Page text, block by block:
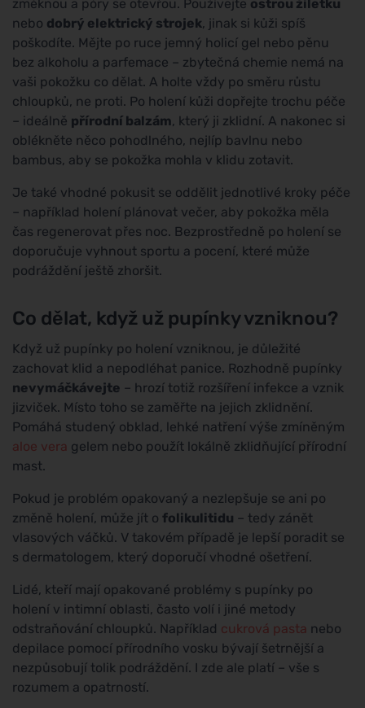
změknou a póry se otevřou. Používejte ostrou žiletku
nebo dobrý elektrický strojek, jinak si kůži spíš
poškodíte. Mějte po ruce jemný holicí gel nebo pěnu
bez alkoholu a parfemace – zbytečná chemie nemá na
vaši pokožku co dělat. A holte vždy po směru růstu
chloupků, ne proti. Po holení kůži dopřejte trochu péče
– ideálně přírodní balzám, který ji zklidní. A nakonec si
oblékněte něco pohodlného, nejlíp bavlnu nebo
bambus, aby se pokožka mohla v klidu zotavit.
Je také vhodné pokusit se oddělit jednotlivé kroky péče
– například holení plánovat večer, aby pokožka měla
čas regenerovat přes noc. Bezprostředně po holení se
doporučuje vyhnout sportu a pocení, které může
podráždění ještě zhoršit.
Co dělat, když už pupínky vzniknou?
Když už pupínky po holení vzniknou, je důležité
zachovat klid a nepodléhat panice. Rozhodně pupínky
nevymáčkávejte – hrozí totiž rozšíření infekce a vznik
jizviček. Místo toho se zaměřte na jejich zklidnění.
Pomáhá studený obklad, lehké natření výše zmíněným
aloe vera gelem nebo použít lokálně zklidňující přírodní
mast.
Pokud je problém opakovaný a nezlepšuje se ani po
změně holení, může jít o folikulitidu – tedy zánět
vlasových váčků. V takovém případě je lepší poradit se
s dermatologem, který doporučí vhodné ošetření.
Lidé, kteří mají opakované problémy s pupínky po
holení v intimní oblasti, často volí i jiné metody
odstraňování chloupků. Například cukrová pasta nebo
depilace pomocí přírodního vosku bývají šetrnější a
nezpůsobují tolik podráždění. I zde ale platí – vše s
rozumem a opatrností.